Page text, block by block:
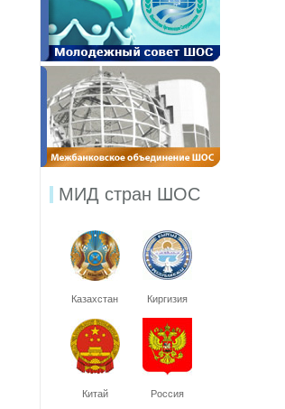
МИД стран ШОС
Казахстан Киргизия
Китай Россия